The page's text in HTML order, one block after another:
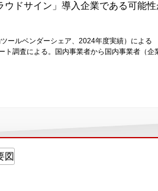
ドサイン」導入企業である可能
ールベンダーシェア、2024年度実績）による
調査による。国内事業者から国内事業者（企